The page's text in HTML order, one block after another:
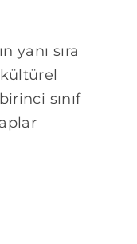
yanı sıra
sınıf